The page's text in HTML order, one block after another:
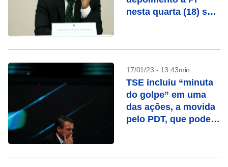
nesta quarta (18) sob
17/01/23 - 13:43min
TSE incluiu “minuta
do golpe” em uma
das ações, a movida
pelo PDT, que pode